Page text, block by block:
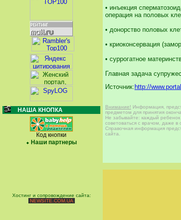
НАША КНОПКА
Код кнопки
Наши партнеры
• инъекция
операция на половых
• донорство половых
• криоконсервация
• суррогатное
Главная задача
Источник: http://
Внимание! Информация,
предметом для принятия
Не забывайте: каждый
советоваться с врачом, даже
Справочная информация
сайта.
Хостинг и сопровождение сайта:
NEWSITE.COM.UA